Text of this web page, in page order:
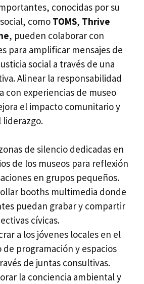
conocidas por su
como TOMS, Thrive
, pueden colaborar con
para amplificar mensajes de
social a través de una
Alinear la responsabilidad
con experiencias de museo
el impacto comunitario y
liderazgo.
de silencio dedicadas en
de los museos para reflexión
en grupos pequeños.
booths multimedia donde
puedan grabar y compartir
cívicas.
a los jóvenes locales en el
de programación y espacios
de juntas consultivas.
la conciencia ambiental y